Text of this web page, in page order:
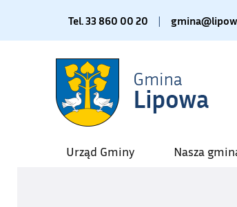
Tel. 33 860 00 20 |
Urząd Gminy Nasza